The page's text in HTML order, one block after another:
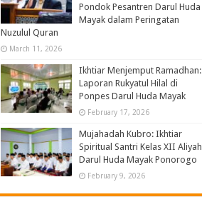
Pondok Pesantren Darul Huda
Mayak dalam Peringatan
Nuzulul Quran
March 11, 2026
Ikhtiar Menjemput Ramadhan:
Laporan Rukyatul Hilal di
Ponpes Darul Huda Mayak
February 17, 2026
Mujahadah Kubro: Ikhtiar
Spiritual Santri Kelas XII Aliyah
Darul Huda Mayak Ponorogo
February 9, 2026